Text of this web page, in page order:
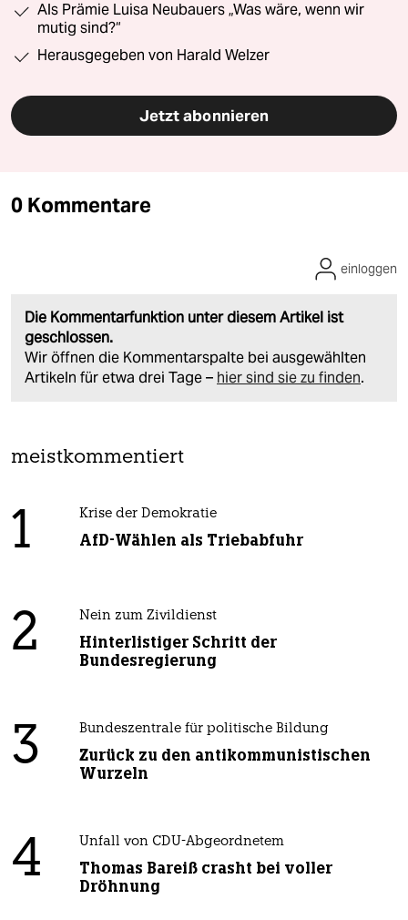
Als Prämie Luisa Neubauers „Was wäre, wenn wir
mutig sind?“
Herausgegeben von Harald Welzer
Jetzt abonnieren
0 Kommentare
Die Kommentarfunktion unter diesem Artikel ist
geschlossen.
Wir öffnen die Kommentarspalte bei ausgewählten
Artikeln für etwa drei Tage – hier sind sie zu finden.
einloggen
meistkommentiert
1 Krise der Demokratie
AfD-Wählen als Triebabfuhr
2 Nein zum Zivildienst
Hinterlistiger Schritt der
Bundesregierung
3 Bundeszentrale für politische Bildung
Zurück zu den antikommunistischen
Wurzeln
4 Unfall von CDU-Abgeordnetem
Thomas Bareiß crasht bei voller
Dröhnung